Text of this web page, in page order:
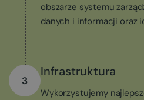
obszarze systemu
danych i informacji oraz
3
Infrastruktura
Wykorzystujemy